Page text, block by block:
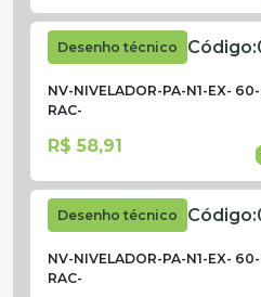
Desenho técnico Código:
NV-NIVELADOR-PA-N1-EX-
RAC-
R$ 58,91
Desenho técnico Código:
NV-NIVELADOR-PA-N1-EX-
RAC-